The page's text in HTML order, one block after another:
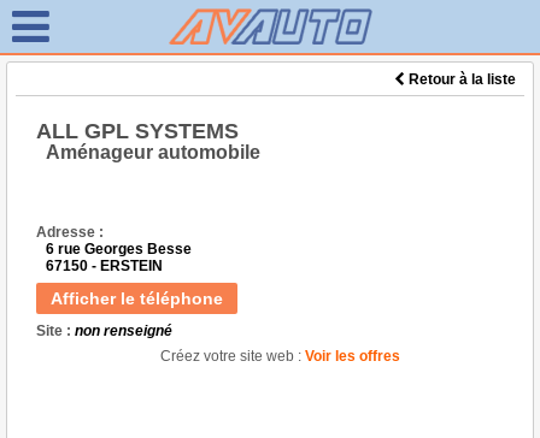
Retour à la liste
ALL GPL SYSTEMS
Aménageur automobile
Adresse :
6 rue Georges Besse
67150 - ERSTEIN
Afficher le téléphone
Site : non renseigné
Créez votre site web : Voir les offres